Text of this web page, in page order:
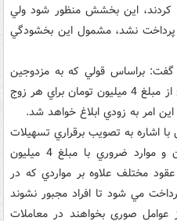
اين بخشش منظور شود ولي
پرداخت نشد،‌ مشمول اين بخشودگي
گفت: براساس قولي که به مزدوجين
داده بوديم، ‌قرض الحسنه هاي ازدواج از مبلغ 4 ميليون تومان براي هر زوج
اشاره به تصويب برقراري تسهيلات
جديدي شامل هزينه تحصيل،‌ درمان و موارد ضروري با مبلغ 4 ميليون
مختلف علاوه بر مواردي که در
مي شود تا افراد مجبور نشوند
عوامل صوري بخواهند در معاملات